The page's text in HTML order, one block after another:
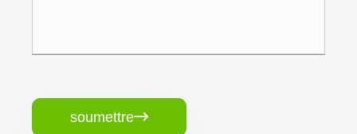
soumettre